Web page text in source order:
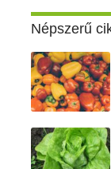
Népszerű